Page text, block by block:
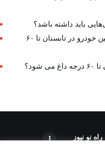
باید داشته باشد؟
چرا کابین خودرو در تابستان تا ۶۰
راه‌ نو نیوز